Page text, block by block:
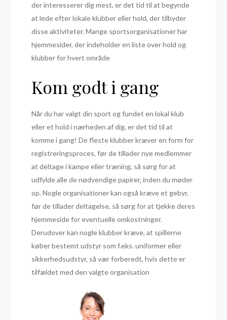
der interesserer dig mest, er det tid til at begynde
at lede efter lokale klubber eller hold, der tilbyder
disse aktiviteter. Mange sportsorganisationer har
hjemmesider, der indeholder en liste over hold og
klubber for hvert område
Kom godt i gang
Når du har valgt din sport og fundet en lokal klub
eller et hold i nærheden af dig, er det tid til at
komme i gang! De fleste klubber kræver en form for
registreringsproces, før de tillader nye medlemmer
at deltage i kampe eller træning, så sørg for at
udfylde alle de nødvendige papirer, inden du møder
op. Nogle organisationer kan også kræve et gebyr,
før de tillader deltagelse, så sørg for at tjekke deres
hjemmeside for eventuelle omkostninger.
Derudover kan nogle klubber kræve, at spillerne
køber bestemt udstyr som f.eks. uniformer eller
sikkerhedsudstyr, så vær forberedt, hvis dette er
tilfældet med den valgte organisation